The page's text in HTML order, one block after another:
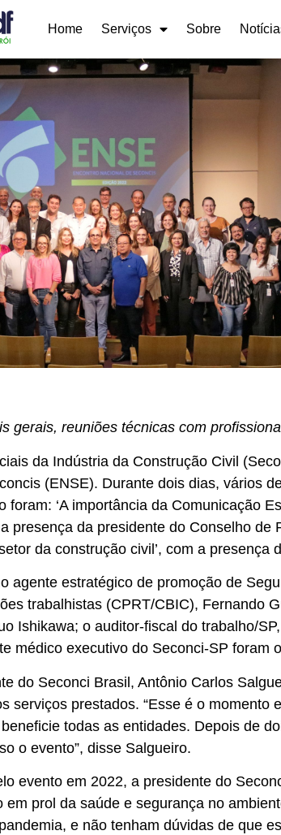
Home Serviços Sobre
gerais, reuniões técnicas com
da Indústria da Construção Civil
(ENSE). Durante dois dias, vários
foram: ‘A importância da Comunicação
a presença da presidente do Conselho
da construção civil’, com a
agente estratégico de promoção de
trabalhistas (CPRT/CBIC), Fernando
Ishikawa; o auditor-fiscal do trabalho/
médico executivo do Seconci-SP foram
do Seconci Brasil, Antônio Carlos
serviços prestados. “Esse é o
todas as entidades. Depois de
o evento”, disse Salgueiro.
evento em 2022, a presidente do
em prol da saúde e segurança no
e não tenham dúvidas de que